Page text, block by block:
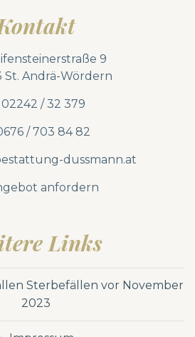
9
St. Andrä-Wördern
02242 / 32 379
/ 703 84 82
dussmann.at
anfordern
Links
Sterbefällen vor November
2023